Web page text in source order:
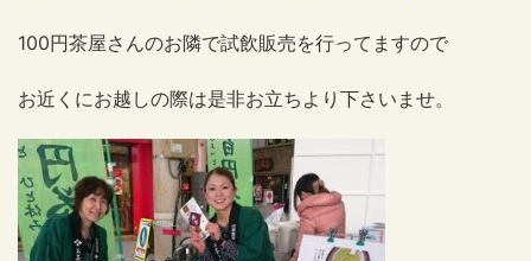
100円茶屋さんのお隣で試飲販売を行ってますので
お近くにお越しの際は是非お立ちより下さいませ。